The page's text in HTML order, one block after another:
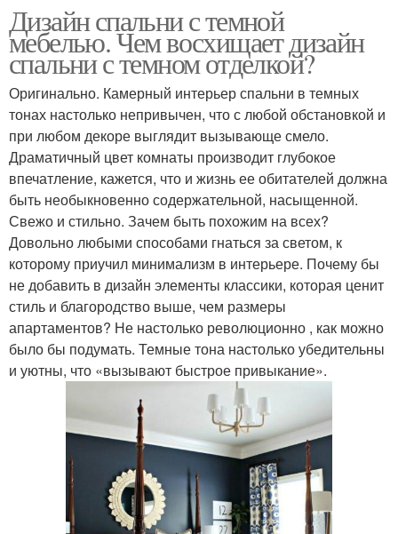
Дизайн спальни с темной
мебелью. Чем восхищает дизайн
спальни с темном отделкой?
Оригинально. Камерный интерьер спальни в темных
тонах настолько непривычен, что с любой обстановкой и
при любом декоре выглядит вызывающе смело.
Драматичный цвет комнаты производит глубокое
впечатление, кажется, что и жизнь ее обитателей должна
быть необыкновенно содержательной, насыщенной.
Свежо и стильно. Зачем быть похожим на всех?
Довольно любыми способами гнаться за светом, к
которому приучил минимализм в интерьере. Почему бы
не добавить в дизайн элементы классики, которая ценит
стиль и благородство выше, чем размеры
апартаментов? Не настолько революционно , как можно
было бы подумать. Темные тона настолько убедительны
и уютны, что «вызывают быстрое привыкание».